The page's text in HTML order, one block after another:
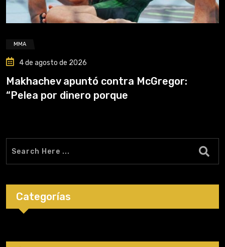
MMA
4 de agosto de 2026
Makhachev apuntó contra McGregor:
“Pelea por dinero porque
Categorías